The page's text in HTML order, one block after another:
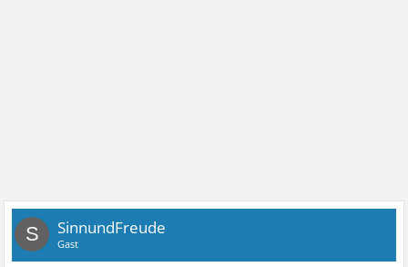
S SinnundFreude
Gast